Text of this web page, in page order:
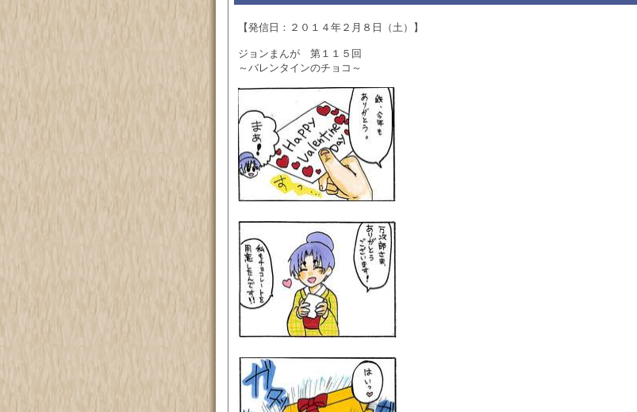
【発信日：２０１４年２月８日（土）】
ジョンまんが 第１１５回
～バレンタインのチョコ～